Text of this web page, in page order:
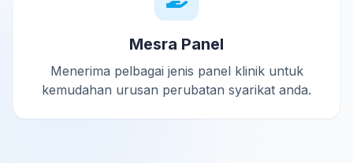
Mesra Panel
Menerima pelbagai jenis panel klinik untuk
kemudahan urusan perubatan syarikat anda.